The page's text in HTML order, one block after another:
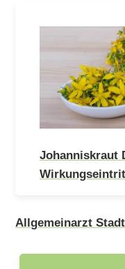
Johanniskraut
Allgemeinarzt Stadt